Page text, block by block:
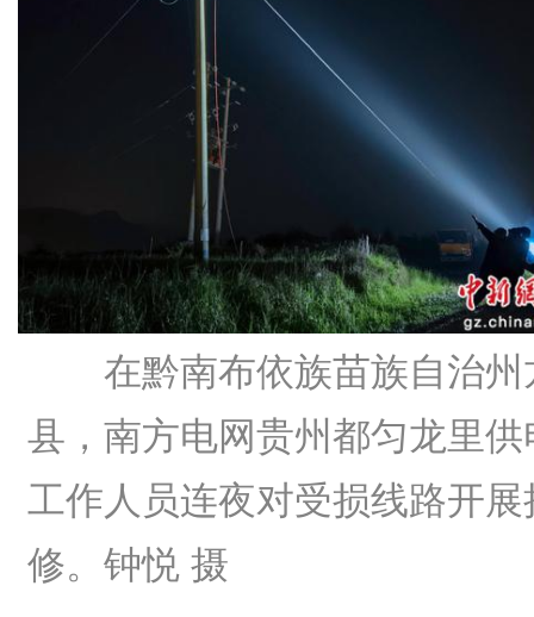
在黔南布依族苗族自治州
县，南方电网贵州都匀龙里供
工作人员连夜对受损线路开展
修。钟悦 摄